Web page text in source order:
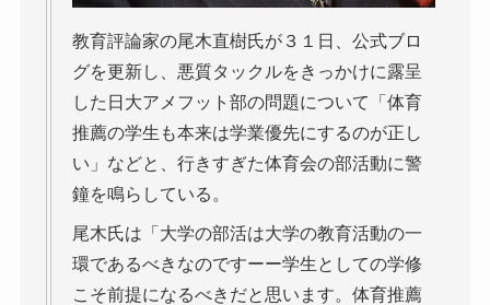
教育評論家の尾木直樹氏が３１日、公式ブロ
グを更新し、悪質タックルをきっかけに露呈
した日大アメフット部の問題について「体育
推薦の学生も本来は学業優先にするのが正し
い」などと、行きすぎた体育会の部活動に警
鐘を鳴らしている。
尾木氏は「大学の部活は大学の教育活動の一
環であるべきなのですーー学生としての学修
こそ前提になるべきだと思います。体育推薦